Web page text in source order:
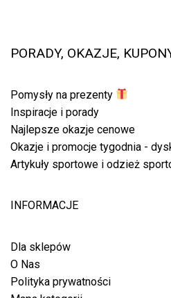
PORADY, OKAZJE,
Pomysły na prezenty
Inspiracje i porady
Najlepsze okazje cenowe
Okazje i promocje tygodnia -
Artykuły sportowe i odzież
INFORMACJE
Dla sklepów
O Nas
Polityka prywatności